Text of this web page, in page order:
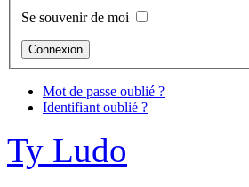
Se souvenir de moi
Mot de passe oublié ?
Identifiant oublié ?
Ty Ludo